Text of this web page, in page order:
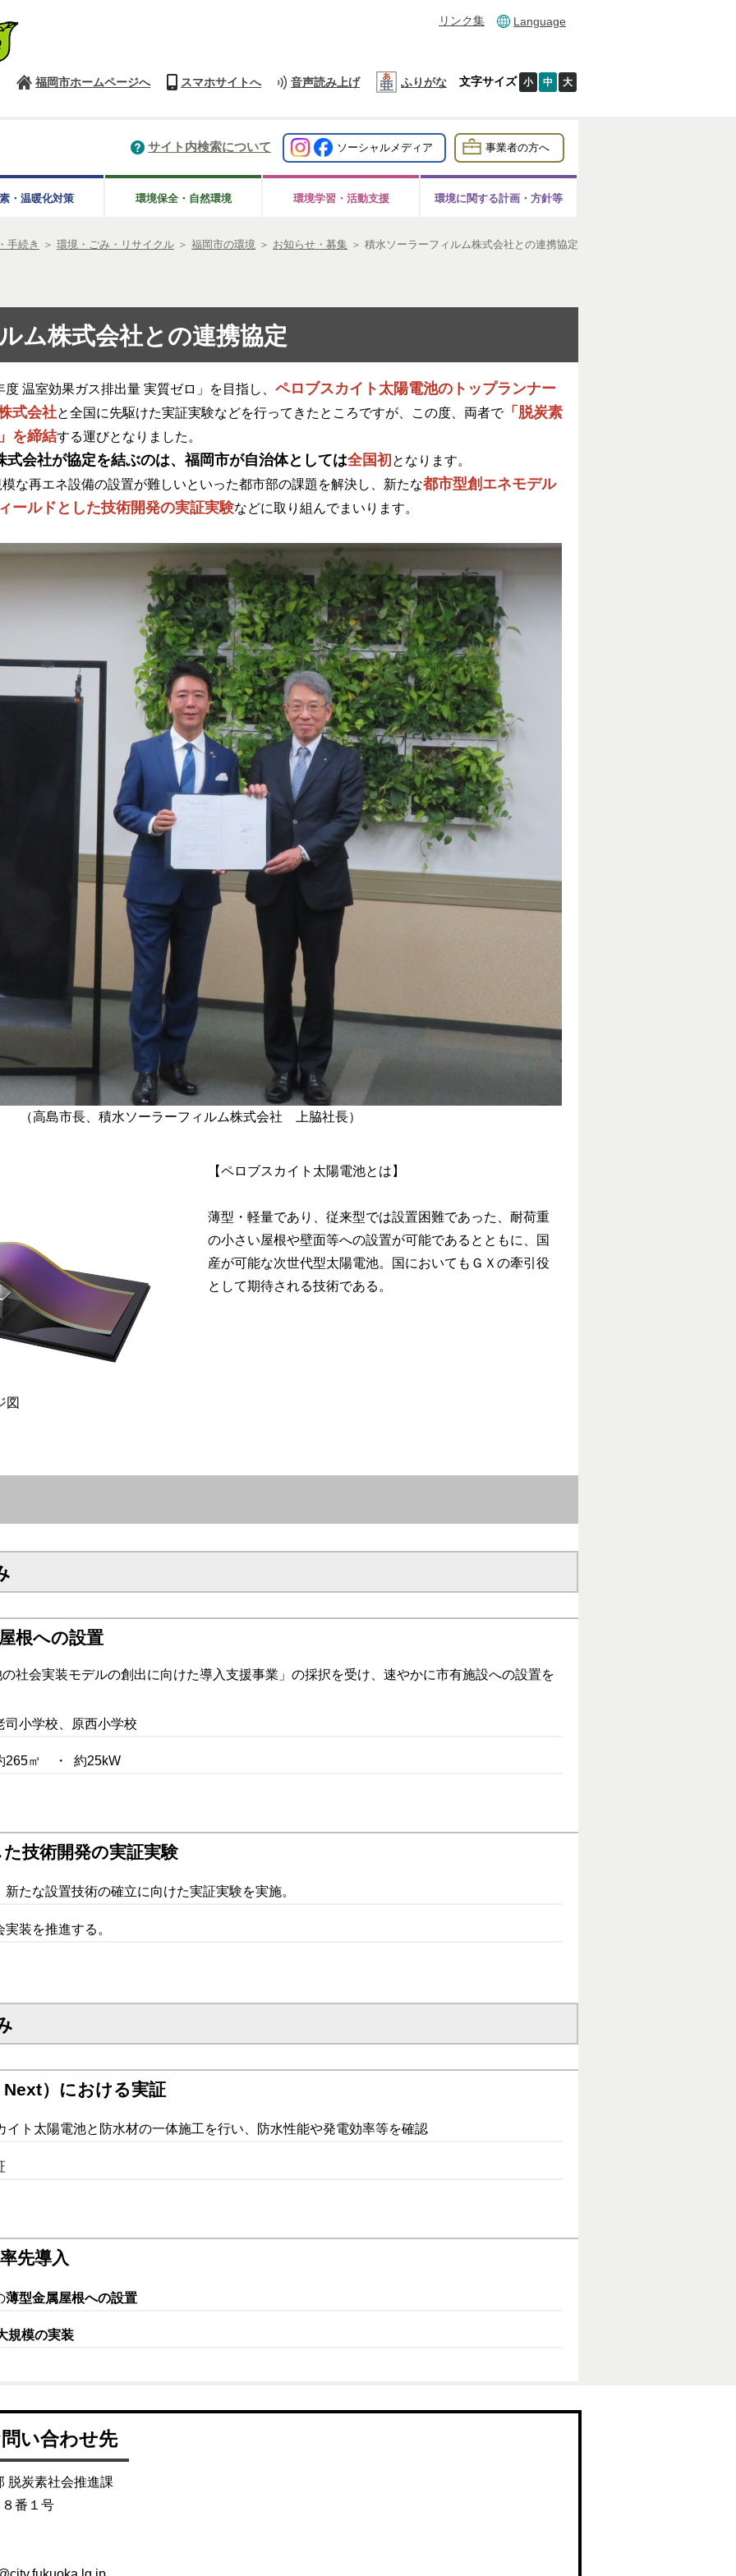
リンク集 Language
福岡市ホームページへ スマホサイトへ 音声読み上げ ふりがな 文字サイズ 小 中 大
ソーシャルメディア 事業者の方へ
サイト内検索について
・温暖化対策 環境保全・自然環境 環境学習・活動支援 環境に関する計画・方針等
手続き ＞ 環境・ごみ・リサイクル ＞ 福岡市の環境 ＞ お知らせ・募集 ＞ 積水ソーラーフィルム株式会社との連携協定
ム株式会社との連携協定
温室効果ガス排出量 実質ゼロ」を目指し、 ペロブスカイト太陽電池のトップランナー
式会社と全国に先駆けた実証実験などを行ってきたところですが、この度、両者で「脱炭素
を締結する運びとなりました。
式会社が協定を結ぶのは、福岡市が自治体としては全国初 となります。
再エネ設備の設置が難しいといった都市部の課題を解決し、新たな都市型創エネモデル
ールドとした技術開発の実証実験などに取り組んでまいります。
（高島市長、積水ソーラーフィルム株式会社 上脇社長）
図
【ペロブスカイト太陽電池とは】
薄型・軽量であり、従来型では設置困難であった、耐荷重
の小さい屋根や壁面等への設置が可能であるとともに、国
産が可能な次世代型太陽電池。国においてもＧＸの牽引役
として期待される技術である。
根への設置
社会実装モデルの創出に向けた導入支援事業」の採択を受け、速やかに市有施設への設置を
司小学校、原西小学校
265㎡ ・ 約25kW
技術開発の実証実験
たな設置技術の確立に向けた実証実験を実施。
装を推進する。
）における実証
イト太陽電池と防水材の一体施工を行い、防水性能や発電効率等を確認
先導入
薄型金属屋根への設置
規模の実装
い合わせ先
脱炭素社会推進課
番１号